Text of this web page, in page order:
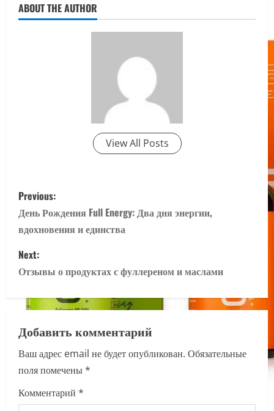
ABOUT THE AUTHOR
View All Posts
P
o
s
t
n
a
v
i
g
Previous:
День Рождения Full Energy: Два дня энергии,
вдохновения и единства
Next:
Отзывы о продуктах с фуллереном и маслами
Добавить комментарий
Ваш адрес email не будет опубликован. Обязательные
поля помечены*
Комментарий *